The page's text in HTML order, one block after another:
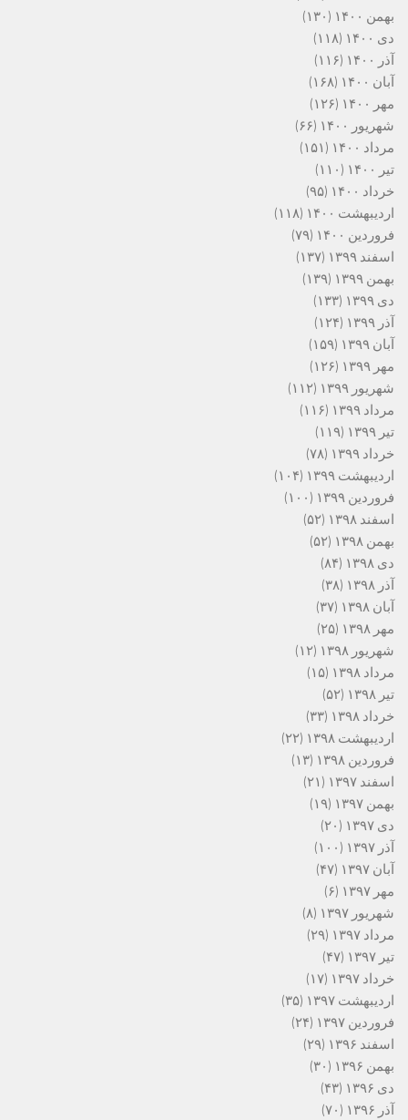
بهمن ۱۴۰۰
(۱۳۰)
دی ۱۴۰۰
(۱۱۸)
آذر ۱۴۰۰
(۱۱۶)
آبان ۱۴۰۰
(۱۶۸)
مهر ۱۴۰۰
(۱۲۶)
شهریور ۱۴۰۰
(۶۶)
مرداد ۱۴۰۰
(۱۵۱)
تیر ۱۴۰۰
(۱۱۰)
خرداد ۱۴۰۰
(۹۵)
اردیبهشت ۱۴۰۰
(۱۱۸)
فروردین ۱۴۰۰
(۷۹)
اسفند ۱۳۹۹
(۱۳۷)
بهمن ۱۳۹۹
(۱۳۹)
دی ۱۳۹۹
(۱۳۳)
آذر ۱۳۹۹
(۱۲۴)
آبان ۱۳۹۹
(۱۵۹)
مهر ۱۳۹۹
(۱۲۶)
شهریور ۱۳۹۹
(۱۱۲)
مرداد ۱۳۹۹
(۱۱۶)
تیر ۱۳۹۹
(۱۱۹)
خرداد ۱۳۹۹
(۷۸)
اردیبهشت ۱۳۹۹
(۱۰۴)
فروردین ۱۳۹۹
(۱۰۰)
اسفند ۱۳۹۸
(۵۲)
بهمن ۱۳۹۸
(۵۲)
دی ۱۳۹۸
(۸۴)
آذر ۱۳۹۸
(۳۸)
آبان ۱۳۹۸
(۳۷)
مهر ۱۳۹۸
(۲۵)
شهریور ۱۳۹۸
(۱۲)
مرداد ۱۳۹۸
(۱۵)
تیر ۱۳۹۸
(۵۲)
خرداد ۱۳۹۸
(۳۳)
اردیبهشت ۱۳۹۸
(۲۲)
فروردین ۱۳۹۸
(۱۳)
اسفند ۱۳۹۷
(۲۱)
بهمن ۱۳۹۷
(۱۹)
دی ۱۳۹۷
(۲۰)
آذر ۱۳۹۷
(۱۰۰)
آبان ۱۳۹۷
(۴۷)
مهر ۱۳۹۷
(۶)
شهریور ۱۳۹۷
(۸)
مرداد ۱۳۹۷
(۲۹)
تیر ۱۳۹۷
(۴۷)
خرداد ۱۳۹۷
(۱۷)
اردیبهشت ۱۳۹۷
(۳۵)
فروردین ۱۳۹۷
(۲۴)
اسفند ۱۳۹۶
(۲۹)
بهمن ۱۳۹۶
(۳۰)
دی ۱۳۹۶
(۴۳)
آذر ۱۳۹۶
(۷۰)